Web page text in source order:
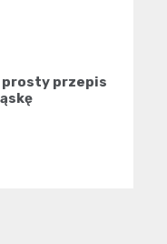
prosty przepis